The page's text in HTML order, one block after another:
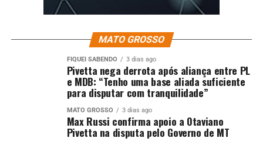
MATO GROSSO
FIQUEI SABENDO 3 dias ago
Pivetta nega derrota após aliança entre PL
e MDB: “Tenho uma base aliada suficiente
para disputar com tranquilidade”
MATO GROSSO 3 dias ago
Max Russi confirma apoio a Otaviano
Pivetta na disputa pelo Governo de MT